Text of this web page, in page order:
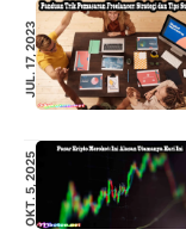
JUL. 17, 2023
OKT. 5, 2025